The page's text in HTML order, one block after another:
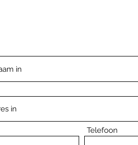
Telefoon